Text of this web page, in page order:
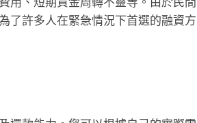
了許多人在緊急情況下首選的融資方